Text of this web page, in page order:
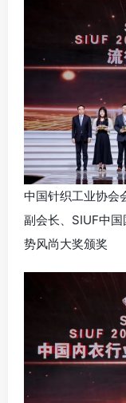
中国针织工业协会
副会长、SIUF中
势风尚大奖颁奖